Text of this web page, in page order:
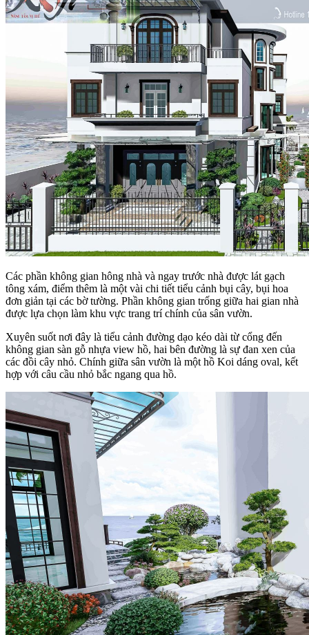
Các phần không gian hông nhà và ngay trước nhà được lát gạch
tông xám, điểm thêm là một vài chi tiết tiểu cảnh bụi cây, bụi hoa
đơn giản tại các bờ tường. Phần không gian trống giữa hai gian nhà
được lựa chọn làm khu vực trang trí chính của sân vườn.
Xuyên suốt nơi đây là tiểu cảnh đường dạo kéo dài từ cổng đến
không gian sàn gỗ nhựa view hồ, hai bên đường là sự đan xen của
các đồi cây nhỏ. Chính giữa sân vườn là một hồ Koi dáng oval, kết
hợp với câu cầu nhỏ bắc ngang qua hồ.